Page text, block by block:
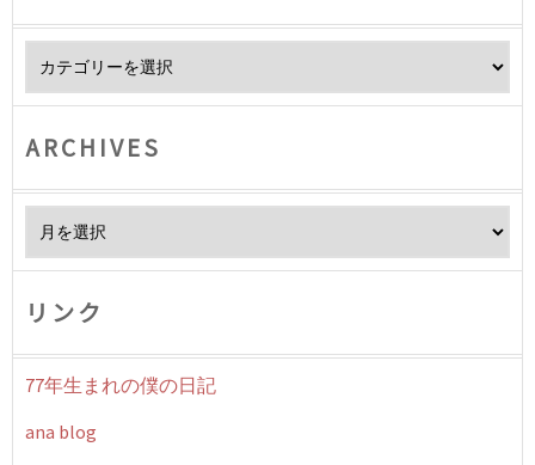
ARCHIVES
リンク
77年生まれの僕の日記
ana blog